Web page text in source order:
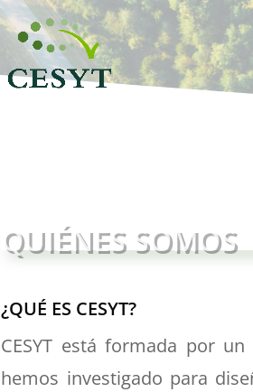
QUIÉNES SOMOS
¿QUÉ ES CESYT?
CESYT está formada por
hemos investigado para